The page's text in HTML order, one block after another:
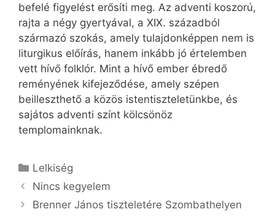
befelé figyelést erősíti meg. Az adventi koszorú,
rajta a négy gyertyával, a XIX. századból
származó szokás, amely tulajdonképpen nem is
liturgikus előírás, hanem inkább jó értelemben
vett hívő folklór. Mint a hívő ember ébredő
reményének kifejeződése, amely szépen
beilleszthető a közös istentiszteletünkbe, és
sajátos adventi színt kölcsönöz
templomainknak.
Kategória
Lelkiség
Nincs kegyelem
Brenner János tiszteletére Szombathelyen